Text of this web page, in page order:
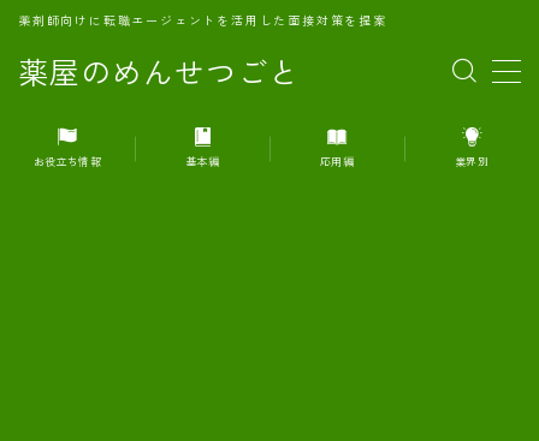
薬屋のめんせつごと
薬剤師向けに転職エージェントを活用した面接対策を提案
MENU
1.転職エージェントとは何か？
お役立ち情報 基本編 応用編 業界別